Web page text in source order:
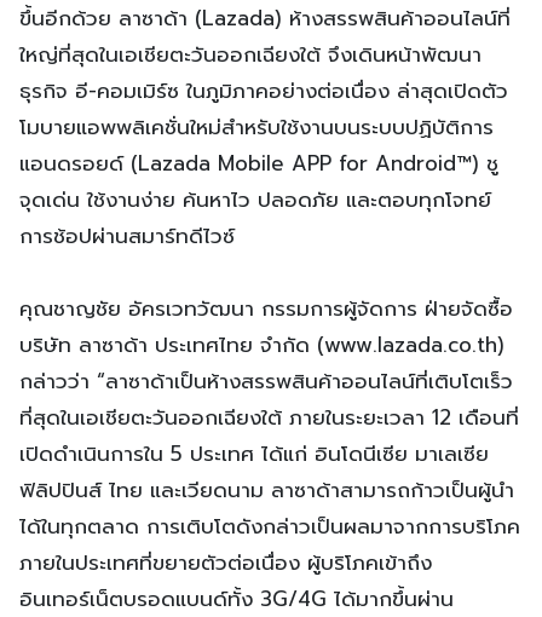
ขึ้นอีกด้วย ลาซาด้า (Lazada) ห้างสรรพสินค้าออนไลน์ที่
ใหญ่ที่สุดในเอเชียตะวันออกเฉียงใต้ จึงเดินหน้าพัฒนา
ธุรกิจ อี-คอมเมิร์ซ ในภูมิภาคอย่างต่อเนื่อง ล่าสุดเปิดตัว
โมบายแอพพลิเคชั่นใหม่สำหรับใช้งานบนระบบปฏิบัติการ
แอนดรอยด์ (Lazada Mobile APP for Android™) ชู
จุดเด่น ใช้งานง่าย ค้นหาไว ปลอดภัย และตอบทุกโจทย์
การช้อปผ่านสมาร์ทดีไวซ์
คุณชาญชัย อัครเวทวัฒนา กรรมการผู้จัดการ ฝ่ายจัดซื้อ
บริษัท ลาซาด้า ประเทศไทย จำกัด (www.lazada.co.th)
กล่าวว่า “ลาซาด้าเป็นห้างสรรพสินค้าออนไลน์ที่เติบโตเร็ว
ที่สุดในเอเชียตะวันออกเฉียงใต้ ภายในระยะเวลา 12 เดือนที่
เปิดดำเนินการใน 5 ประเทศ ได้แก่ อินโดนีเซีย มาเลเซีย
ฟิลิปปินส์ ไทย และเวียดนาม ลาซาด้าสามารถก้าวเป็นผู้นำ
ได้ในทุกตลาด การเติบโตดังกล่าวเป็นผลมาจากการบริโภค
ภายในประเทศที่ขยายตัวต่อเนื่อง ผู้บริโภคเข้าถึง
อินเทอร์เน็ตบรอดแบนด์ทั้ง 3G/4G ได้มากขึ้นผ่าน